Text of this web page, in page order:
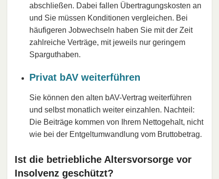
abschließen. Dabei fallen Übertragungskosten an
und Sie müssen Konditionen vergleichen. Bei
häufigeren Jobwechseln haben Sie mit der Zeit
zahlreiche Verträge, mit jeweils nur geringem
Sparguthaben.
Privat bAV weiterführen
Sie können den alten bAV-Vertrag weiterführen
und selbst monatlich weiter einzahlen. Nachteil:
Die Beiträge kommen von Ihrem Nettogehalt, nicht
wie bei der Entgeltumwandlung vom Bruttobetrag.
Ist die betriebliche Altersvorsorge vor
Insolvenz geschützt?